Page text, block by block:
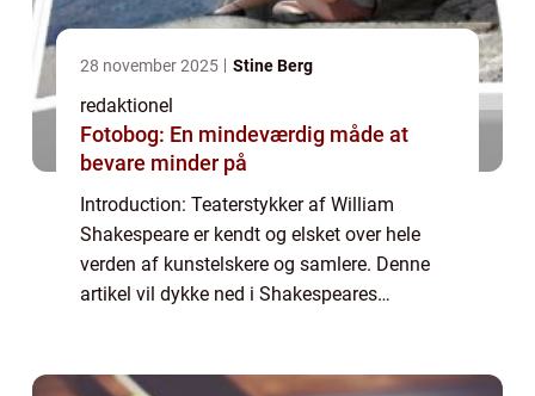
28 november 2025 Stine Berg
redaktionel
Fotobog: En mindeværdig måde at
bevare minder på
Introduction: Teaterstykker af William
Shakespeare er kendt og elsket over hele
verden af kunstelskere og samlere. Denne
artikel vil dykke ned i Shakespeares
fascination i ...